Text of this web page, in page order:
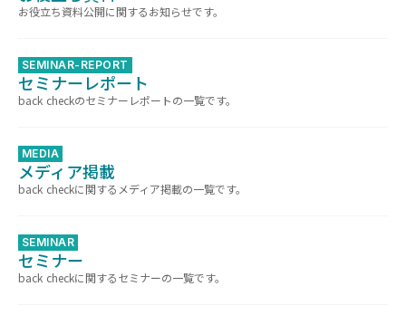
お役立ち資料公開に関するお知らせです。
SEMINAR-REPORT
セミナーレポート
back checkのセミナーレポートの一覧です。
MEDIA
メディア掲載
back checkに関するメディア掲載の一覧です。
SEMINAR
セミナー
back checkに関するセミナーの一覧です。